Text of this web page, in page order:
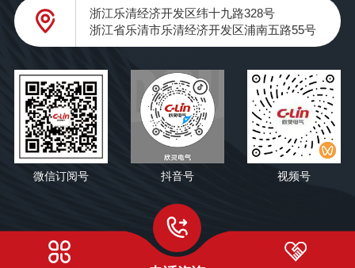
浙江乐清经济开发区纬十九路328号
浙江省乐清市乐清经济开发区浦南五路55号
微信订阅号 抖音号 视频号